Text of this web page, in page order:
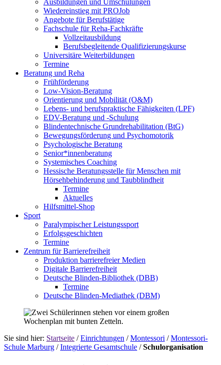
Wiedereinstieg mit PROJob
Angebote für Berufstätige
Fachschule für Reha-Fachkräfte
Vollzeitausbildung
Berufsbegleitende Qualifizierungskurse
Universitäre Weiterbildungen
Termine
Beratung und Reha
Frühförderung
Low-Vision-Beratung
Orientierung und Mobilität (O&M)
Lebens- und berufspraktische Fähigkeiten (LPF)
EDV-Beratung und -Schulung
Blindentechnische Grundrehabilitation (BtG)
Bewegungsförderung und Psychomotorik
Psychologische Beratung
Senior*innenberatung
Systemisches Coaching
Hessische Beratungsstelle für Menschen mit
Hörsehbehinderung und Taubblindheit
Termine
Aktuelles
Hilfsmittel-Shop
Sport
Paralympischer Leistungssport
Erfolgsgeschichten
Termine
Zentrum für Barrierefreiheit
Produktion barrierefreier Medien
Digitale Barrierefreiheit
Deutsche Blinden-Bibliothek (DBB)
Termine
Deutsche Blinden-Mediathek (DBM)
Sie sind hier: Startseite /Einrichtungen /Montessori /Montessori-
Schule Marburg /Integrierte Gesamtschule /Schulorganisation